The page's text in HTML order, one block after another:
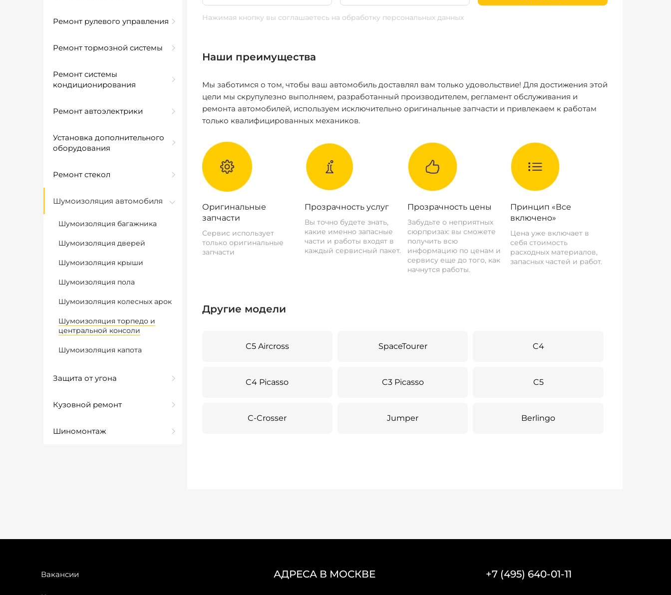
Ремонт рулевого управления
Ремонт тормозной системы
Ремонт системы
кондиционирования
Ремонт автоэлектрики
Установка дополнительного
оборудования
Ремонт стекол
Шумоизоляция автомобиля
Шумоизоляция багажника
Шумоизоляция дверей
Шумоизоляция крыши
Шумоизоляция пола
Шумоизоляция колесных арок
Шумоизоляция торпедо и
центральной консоли
Шумоизоляция капота
Защита от угона
Кузовной ремонт
Шиномонтаж
Нажимая кнопку вы соглашаетесь на обработку персональных данных
Наши преимущества
Мы заботимся о том, чтобы ваш автомобиль доставлял вам только удовольствие! Для достижения этой
цели мы скрупулезно выполняем, разработанный производителем, регламент обслуживания и
ремонта автомобилей, используем исключительно оригинальные запчасти и привлекаем к работам
только квалифицированных механиков.
Оригинальные
запчасти
Сервис использует
только оригинальные
запчасти
Прозрачность услуг
Вы точно будете знать,
какие именно запасные
части и работы входят в
каждый сервисный пакет.
Прозрачность цены
Забудьте о неприятных
сюрпризах: вы сможете
получить всю
информацию по ценам и
сервису еще до того, как
начнутся работы.
Принцип «Все
включено»
Цена уже включает в
себя стоимость
расходных материалов,
запасных частей и работ.
Другие модели
C5 Aircross SpaceTourer C4
C4 Picasso C3 Picasso C5
C-Crosser Jumper Berlingo
Вакансии АДРЕСА В МОСКВЕ +7 (495) 640-01-11